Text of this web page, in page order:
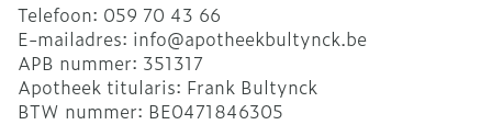
Telefoon: 059 70 43 66
E-mailadres: info@apotheekbultynck.be
APB nummer: 351317
Apotheek titularis: Frank Bultynck
BTW nummer: BE0471846305